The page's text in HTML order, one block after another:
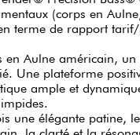
(corps en
terme de rapport
en Aulne américain,
Une plateforme
ample et
une élégante patine,